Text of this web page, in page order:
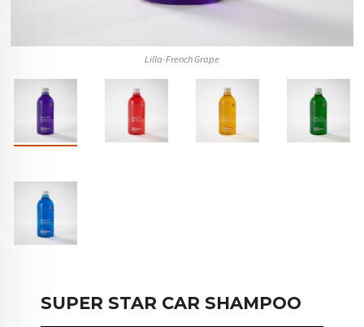
Lilla-French Grape
SUPER STAR CAR SHAMPOO